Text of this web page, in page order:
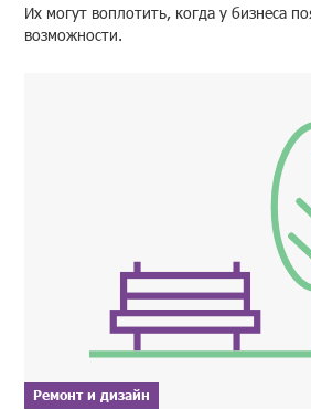
Их могут воплотить, когда у бизнеса
возможности.
Ремонт и дизайн